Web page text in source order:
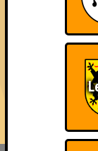
🌐
🏨 Nepomuk |
📅 (fast) jede
🕢 Einlass: 19:00
🕗 Beginn: 19:30
⁉ 5 Runden mit